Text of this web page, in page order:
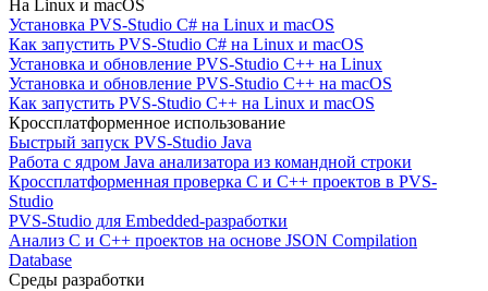
На Linux и macOS
Установка PVS-Studio C# на Linux и macOS
Как запустить PVS-Studio C# на Linux и macOS
Установка и обновление PVS-Studio C++ на Linux
Установка и обновление PVS-Studio C++ на macOS
Как запустить PVS-Studio C++ на Linux и macOS
Кроссплатформенное использование
Быстрый запуск PVS-Studio Java
Работа с ядром Java анализатора из командной строки
Кроссплатформенная проверка C и C++ проектов в PVS-
Studio
PVS-Studio для Embedded-разработки
Анализ C и C++ проектов на основе JSON Compilation
Database
Среды разработки